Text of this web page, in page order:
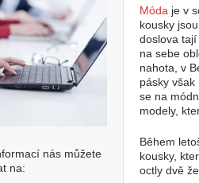
Móda je v
kousky
doslova
na sebe
nahota, v
pásky
se na
modely,
Během
kousky,
octly dvě
nás můžete
na: